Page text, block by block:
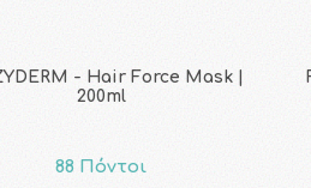
- Hair Force Mask |
200ml
88 Πόντοι